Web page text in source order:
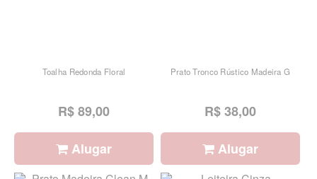
Toalha Redonda Floral
R$ 89,00
Alugar
Prato Tronco Rústico Madeira G
R$ 38,00
Alugar